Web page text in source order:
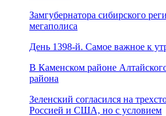
Замгубернатора сибирского
мегаполиса
День 1398-й. Самое важное к
В Каменском районе
района
Зеленский согласился на
Россией и США, но с условием